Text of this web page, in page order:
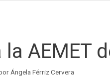
AEMET
Ángela Férriz Cervera